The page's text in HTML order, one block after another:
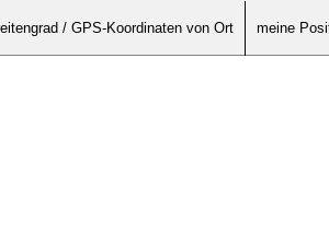
/ GPS-Koordinaten von Ort meine